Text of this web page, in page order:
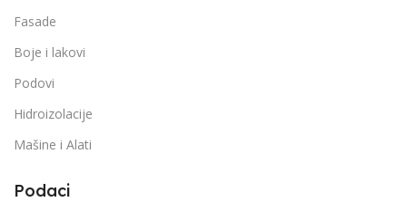
Fasade
Boje i lakovi
Podovi
Hidroizolacije
Mašine i Alati
Podaci